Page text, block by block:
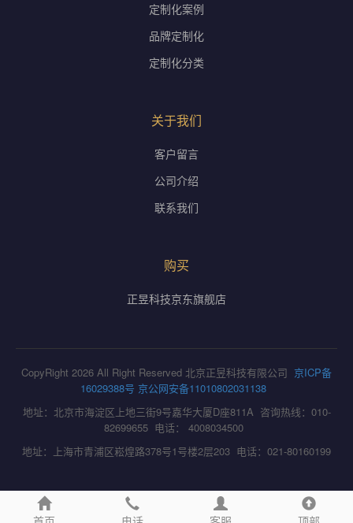
定制化案例
品牌定制化
定制化分类
关于我们
客户留言
公司介绍
联系我们
购买
正昱科技京东旗舰店
CopyRight 2026 All Right Reserved 北京正昱科技有限公司 京ICP备
16029388号 京公网安备11010802031138
地址：北京市海淀区上地三街9号嘉华大厦D座811A 咨询热线：010-
82699655 电话： 4008034500
地址：上海市青浦区崧煌路378号1号楼2层203 电话：021-80160199